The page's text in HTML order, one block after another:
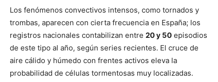
Los fenómenos convectivos intensos, como tornados y
trombas, aparecen con cierta frecuencia en España; los
registros nacionales contabilizan entre 20 y 50 episodios
de este tipo al año, según series recientes. El cruce de
aire cálido y húmedo con frentes activos eleva la
probabilidad de células tormentosas muy localizadas.